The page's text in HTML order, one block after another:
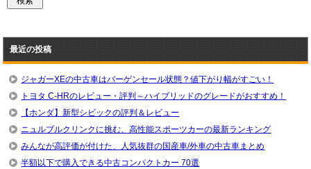
最近の投稿
ジャガーXEの中古車はバーゲンセール状態？値下がり幅がすごい！
トヨタ C-HRのレビュー・評判～ハイブリッドのグレードがおすすめ！
【ホンダ】新型シビックの評判＆レビュー
ニュルブルクリンクに挑む、高性能スポーツカーの最新ランキング
みんなが高評価が付けた、人気抜群の国産車/外車の中古車まとめ
半額以下で購入できる中古コンパクトカー 70選